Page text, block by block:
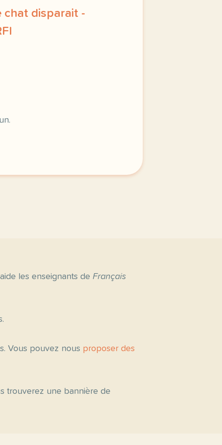
chat disparait -
les enseignants de Français
Vous pouvez nous proposer des
trouverez une bannière de